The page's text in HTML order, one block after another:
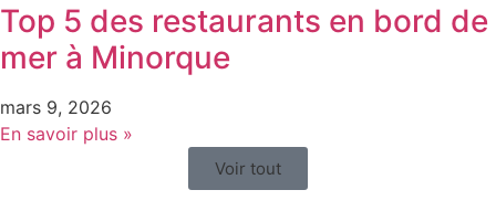
Top 5 des restaurants en bord de
mer à Minorque
mars 9, 2026
En savoir plus »
Voir tout